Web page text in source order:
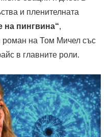
и пленителната
на пингвина“,
роман на Том Мичел със
в главните роли.